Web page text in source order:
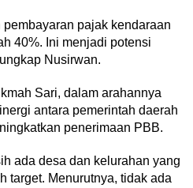
pajak kendaraan
40%. Ini menjadi potensi
Nusirwan.
Sari, dalam arahannya
antara pemerintah daerah
penerimaan PBB.
ada desa dan kelurahan yang
target. Menurutnya, tidak ada